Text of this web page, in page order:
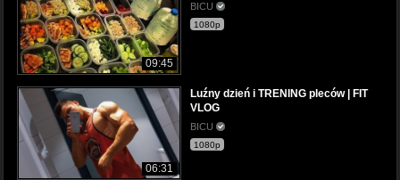
09:45
BICU
1080p
06:31
Luźny dzień i TRENING pleców | FIT
VLOG
BICU
1080p